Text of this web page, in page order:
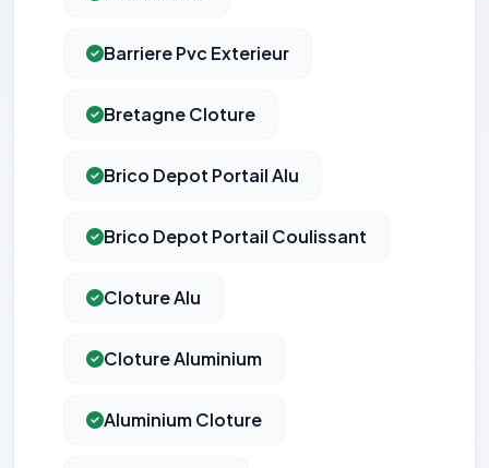
Barriere Pvc Exterieur
Bretagne Cloture
Brico Depot Portail Alu
Brico Depot Portail Coulissant
Cloture Alu
Cloture Aluminium
Aluminium Cloture